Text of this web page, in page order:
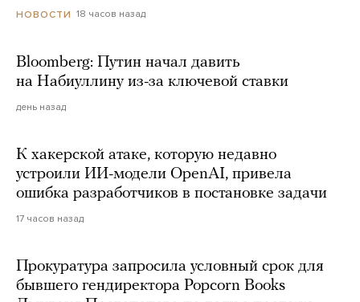
НОВОСТИ 18 часов назад
Bloomberg: Путин начал давить
на Набиуллину из-за ключевой ставки
день назад
К хакерской атаке, которую недавно
устроили ИИ-модели OpenAI, привела
ошибка разработчиков в постановке задачи
17 часов назад
Прокуратура запросила условный срок для
бывшего гендиректора Popcorn Books